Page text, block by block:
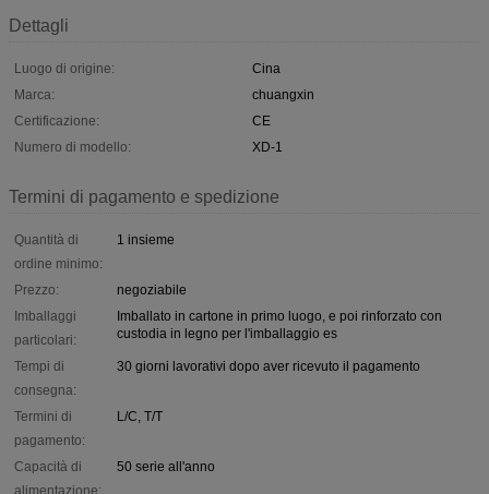
Dettagli
Luogo di origine:
Cina
Marca:
chuangxin
Certificazione:
CE
Numero di modello:
XD-1
Termini di pagamento e spedizione
Quantità di
ordine minimo:
1 insieme
Prezzo:
negoziabile
Imballaggi
particolari:
Imballato in cartone in primo luogo, e poi rinforzato con
custodia in legno per l'imballaggio es
Tempi di
consegna:
30 giorni lavorativi dopo aver ricevuto il pagamento
Termini di
pagamento:
L/C, T/T
Capacità di
alimentazione:
50 serie all'anno